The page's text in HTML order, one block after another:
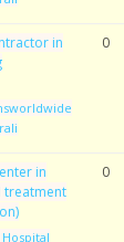
in
0
in
treatment
0